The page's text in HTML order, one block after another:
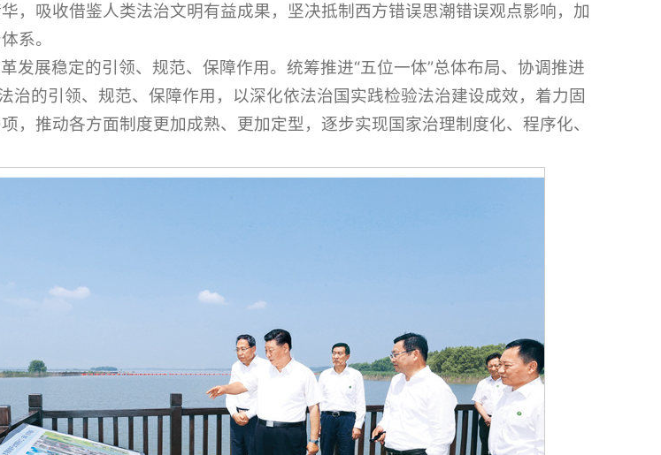
，吸收借鉴人类法治文明有益成果，坚决抵制西方错误思潮错误观点影响，加
系。
发展稳定的引领、规范、保障作用。统筹推进“五位一体”总体布局、协调推进
治的引领、规范、保障作用，以深化依法治国实践检验法治建设成效，着力固
，推动各方面制度更加成熟、更加定型，逐步实现国家治理制度化、程序化、